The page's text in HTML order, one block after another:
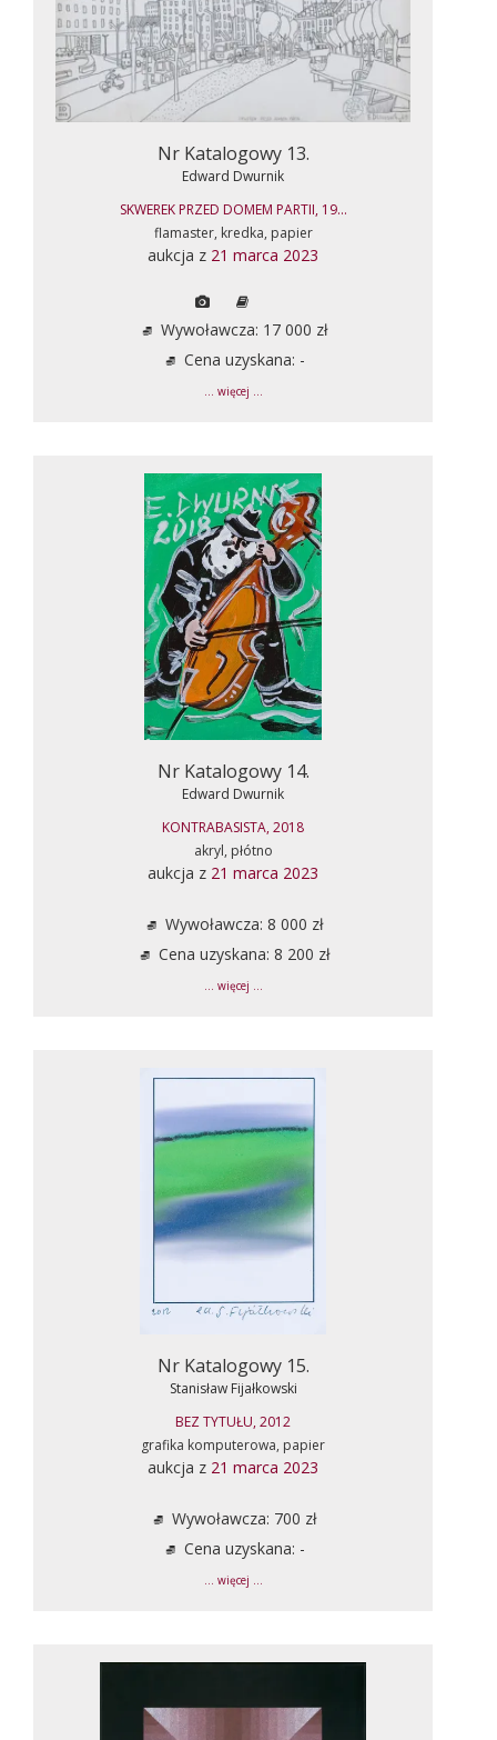
Nr Katalogowy 13.
Edward Dwurnik
SKWEREK PRZED DOMEM PARTII, 19...
flamaster, kredka, papier
aukcja z 21 marca 2023
Wywoławcza: 17 000 zł
Cena uzyskana: -
... więcej ...
Nr Katalogowy 14.
Edward Dwurnik
KONTRABASISTA, 2018
akryl, płótno
aukcja z 21 marca 2023
Wywoławcza: 8 000 zł
Cena uzyskana: 8 200 zł
... więcej ...
Nr Katalogowy 15.
Stanisław Fijałkowski
BEZ TYTUŁU, 2012
grafika komputerowa, papier
aukcja z 21 marca 2023
Wywoławcza: 700 zł
Cena uzyskana: -
... więcej ...